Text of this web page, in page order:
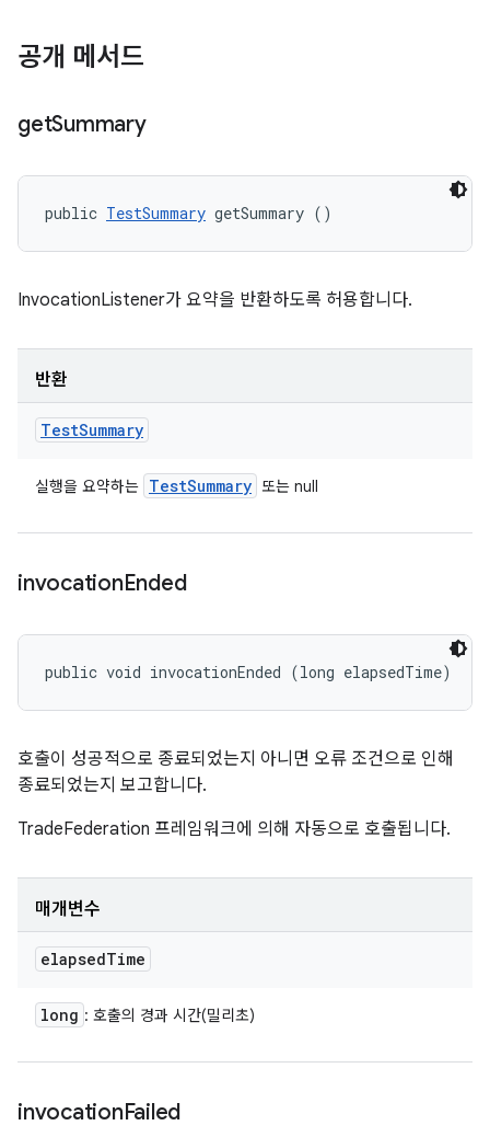
공개 메서드
getSummary
public TestSummary getSummary ()
InvocationListener가 요약을 반환하도록 허용합니다.
반환
TestSummary
실행을 요약하는 TestSummary 또는 null
invocationEnded
public void invocationEnded (long elapsedTime)
호출이 성공적으로 종료되었는지 아니면 오류 조건으로 인해
종료되었는지 보고합니다.
TradeFederation 프레임워크에 의해 자동으로 호출됩니다.
매개변수
elapsedTime
long : 호출의 경과 시간(밀리초)
invocationFailed